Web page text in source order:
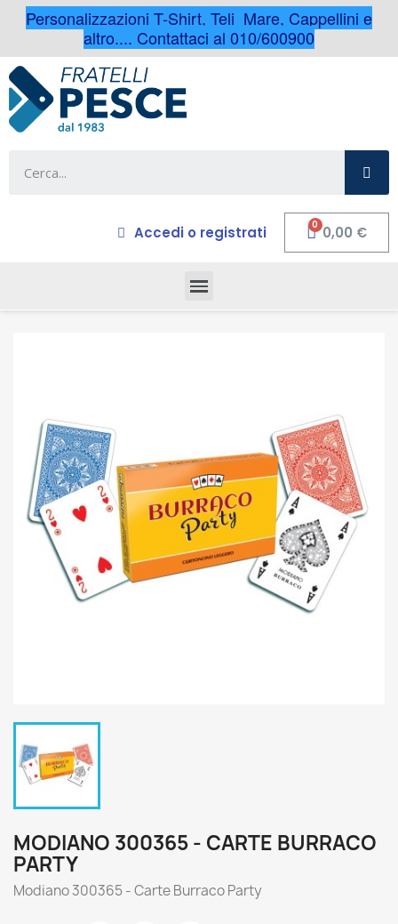
Personalizzazioni T-Shirt, Teli Mare, Cappellini e
altro.... Contattaci al 010/600900
Accedi o registrati 0,00 €
MODIANO 300365 - CARTE BURRACO
PARTY
Modiano 300365 - Carte Burraco Party